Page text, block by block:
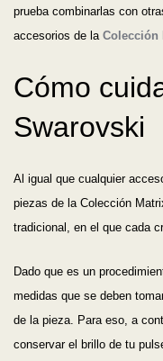
prueba combinarlas con
accesorios de la Colección
Cómo
Swarovski
Al igual que cualquier
piezas de la Colección
tradicional, en el que cada
Dado que es un
medidas que se deben
de la pieza. Para eso, a
conservar el brillo de tu